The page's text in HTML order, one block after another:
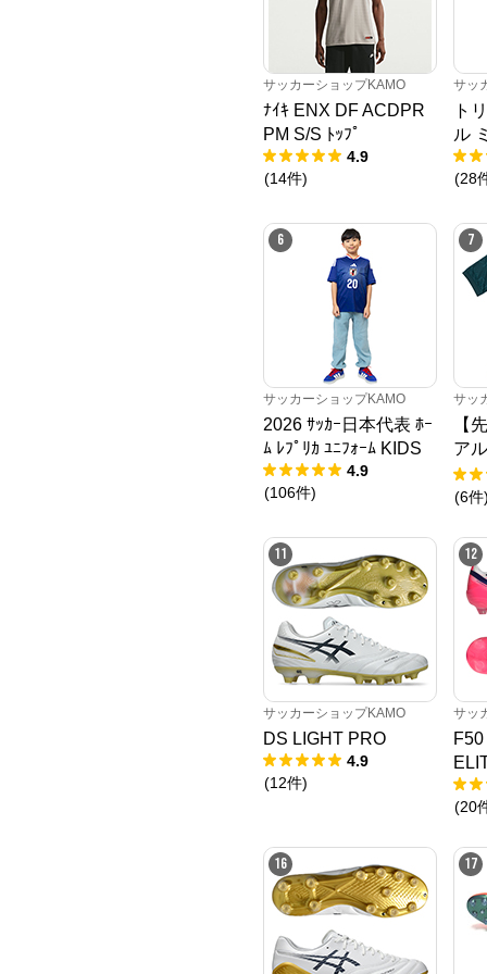
サッカーショップKAMO
ﾅｲｷ ENX DF ACDPR
PM S/S ﾄｯﾌﾟ
4.9
(14件)
サッ
ト
ル
(28
6
サッカーショップKAMO
2026 ｻｯｶｰ日本代表 ﾎｰ
ﾑ ﾚﾌﾟﾘｶ ﾕﾆﾌｫｰﾑ KIDS
4.9
(106件)
7
サッ
【
ア
AY
(6件
11
サッカーショップKAMO
DS LIGHT PRO
4.9
(12件)
12
サッ
(20
16 17